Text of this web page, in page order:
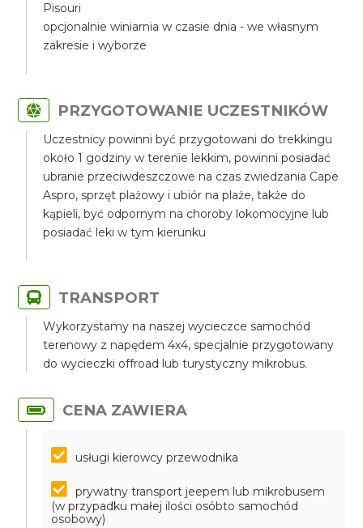
Pisouri
opcjonalnie winiarnia w czasie dnia - we własnym
zakresie i wyborze
PRZYGOTOWANIE UCZESTNIKÓW
Uczestnicy powinni być przygotowani do trekkingu
około 1 godziny w terenie lekkim, powinni posiadać
ubranie przeciwdeszczowe na czas zwiedzania Cape
Aspro, sprzęt plażowy i ubiór na plaże, także do
kąpieli, być odpornym na choroby lokomocyjne lub
posiadać leki w tym kierunku
TRANSPORT
Wykorzystamy na naszej wycieczce samochód
terenowy z napędem 4x4, specjalnie przygotowany
do wycieczki offroad lub turystyczny mikrobus.
CENA ZAWIERA
usługi kierowcy przewodnika
prywatny transport jeepem lub mikrobusem
(w przypadku małej ilości osóbto samochód
osobowy)